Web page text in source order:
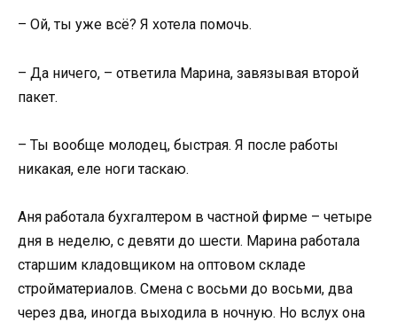
– Ой, ты уже всё? Я хотела помочь.
– Да ничего, – ответила Марина, завязывая второй
пакет.
– Ты вообще молодец, быстрая. Я после работы
никакая, еле ноги таскаю.
Аня работала бухгалтером в частной фирме – четыре
дня в неделю, с девяти до шести. Марина работала
старшим кладовщиком на оптовом складе
стройматериалов. Смена с восьми до восьми, два
через два, иногда выходила в ночную. Но вслух она